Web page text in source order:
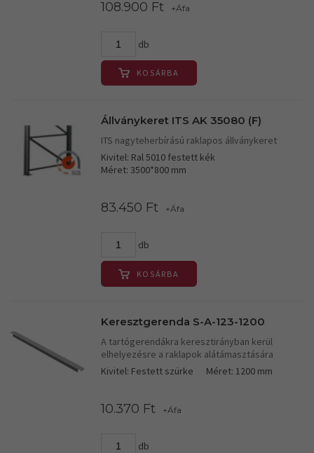
108.900 Ft +Áfa
db
KOSÁRBA
Állványkeret ITS AK 35080 (F)
ITS nagyteherbírású raklapos állványkeret
Kivitel: Ral 5010 festett kék
Méret: 3500*800 mm
83.450 Ft +Áfa
db
KOSÁRBA
Keresztgerenda S-A-123-1200
A tartógerendákra keresztirányban kerül
elhelyezésre a raklapok alátámasztására
Kivitel: Festett szürke
Méret: 1200 mm
10.370 Ft +Áfa
db